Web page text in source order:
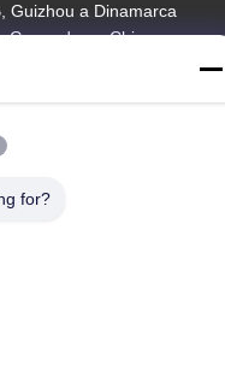
Guizhou a Dinamarca
Guangdong, China
for?